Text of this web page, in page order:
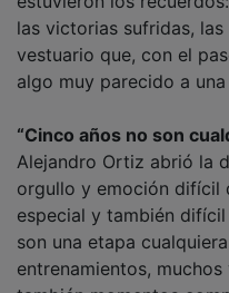
las victorias sufridas,
vestuario que, con el
algo muy parecido a
Alejandro Ortiz abrió la
orgullo y emoción difícil
especial y también
son una etapa
entrenamientos, muchos
también momentos